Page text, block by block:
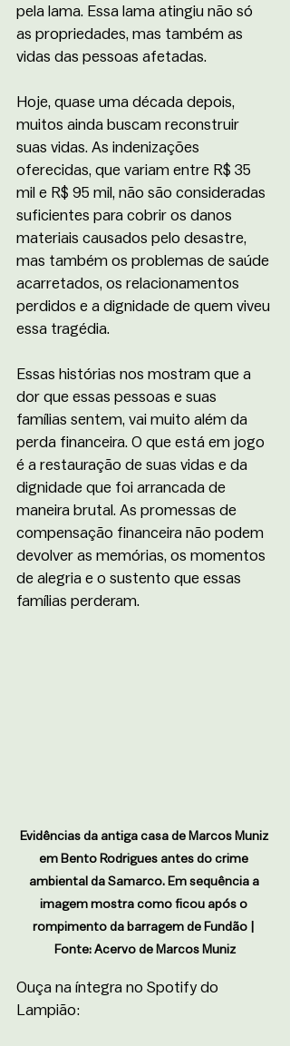
pela lama. Essa lama atingiu não só
as propriedades, mas também as
vidas das pessoas afetadas.
Hoje, quase uma década depois,
muitos ainda buscam reconstruir
suas vidas. As indenizações
oferecidas, que variam entre R$ 35
mil e R$ 95 mil, não são consideradas
suficientes para cobrir os danos
materiais causados pelo desastre,
mas também os problemas de saúde
acarretados, os relacionamentos
perdidos e a dignidade de quem viveu
essa tragédia.
Essas histórias nos mostram que a
dor que essas pessoas e suas
famílias sentem, vai muito além da
perda financeira. O que está em jogo
é a restauração de suas vidas e da
dignidade que foi arrancada de
maneira brutal. As promessas de
compensação financeira não podem
devolver as memórias, os momentos
de alegria e o sustento que essas
famílias perderam.
Evidências da antiga casa de Marcos Muniz
em Bento Rodrigues antes do crime
ambiental da Samarco. Em sequência a
imagem mostra como ficou após o
rompimento da barragem de Fundão |
Fonte: Acervo de Marcos Muniz
Ouça na íntegra no Spotify do
Lampião: